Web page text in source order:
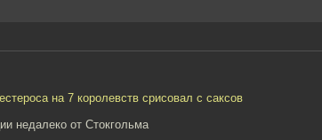
на 7 королевств срисовал с саксов
недалеко от Стокгольма